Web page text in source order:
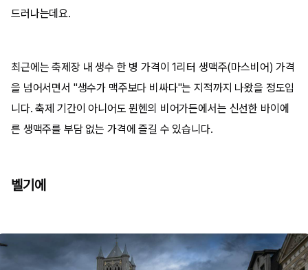
드러나는데요.
최근에는 축제장 내 생수 한 병 가격이 1리터 생맥주(마스비어) 가격
을 넘어서면서 "생수가 맥주보다 비싸다"는 지적까지 나왔을 정도입
니다. 축제 기간이 아니어도 뮌헨의 비어가든에서는 신선한 바이에
른 생맥주를 부담 없는 가격에 즐길 수 있습니다.
벨기에